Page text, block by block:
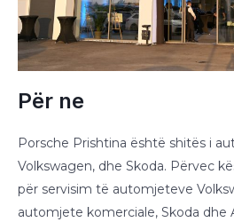
Për ne
Porsche Prishtina është shitës i
Volkswagen, dhe Skoda. Përvec
për servisim të automjeteve
automjete komerciale, Skoda dhe